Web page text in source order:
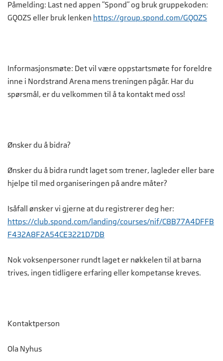
Påmelding: Last ned appen ”Spond” og bruk gruppekoden:
GQOZS eller bruk lenken https://group.spond.com/GQOZS
Informasjonsmøte: Det vil være oppstartsmøte for foreldre
inne i Nordstrand Arena mens treningen pågår. Har du
spørsmål, er du velkommen til å ta kontakt med oss!
Ønsker du å bidra?
Ønsker du å bidra rundt laget som trener, lagleder eller bare
hjelpe til med organiseringen på andre måter?
Isåfall ønsker vi gjerne at du registrerer deg her:
https://club.spond.com/landing/courses/nif/C8B77A4DFFB
F432A8F2A54CE3221D7DB
Nok voksenpersoner rundt laget er nøkkelen til at barna
trives, ingen tidligere erfaring eller kompetanse kreves.
Kontaktperson
Ola Nyhus